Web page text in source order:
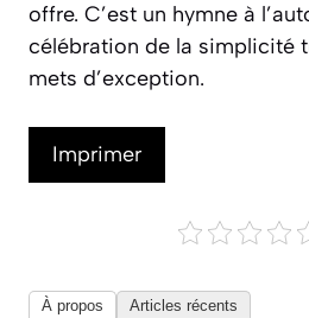
offre. C’est un hymne à
célébration de la simplicité
mets d’exception.
Imprimer
À propos Articles récents